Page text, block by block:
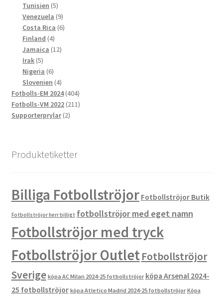
produkter
Tunisien 55
produkter
Venezuela 99
produkter
Costa Rica 66
Finland 44
produkter
Jamaica 1212
Irak 55
produkter
Nigeria 66
produkter
Slovenien 44
produkter
Fotbolls-EM 2024 404404
produkter
Fotbolls-VM 2022 211211
Supporterprylar 22
Produktetiketter
Billiga Fotbollströjor Fotbollströjor Butik
Fotbollströjor herr billigt fotbollströjor med eget namn
Fotbollströjor med tryck
Fotbollströjor OutletFotbollströjor
Sverige köpa AC Milan 2024-25 fotbollströjor köpa Arsenal 2024-
25 fotbollströjor köpa Atletico Madrid 2024-25 fotbollströjor Köpa